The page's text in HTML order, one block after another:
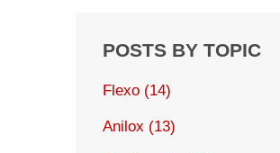
POSTS BY TOPIC
Flexo (14)
Anilox (13)